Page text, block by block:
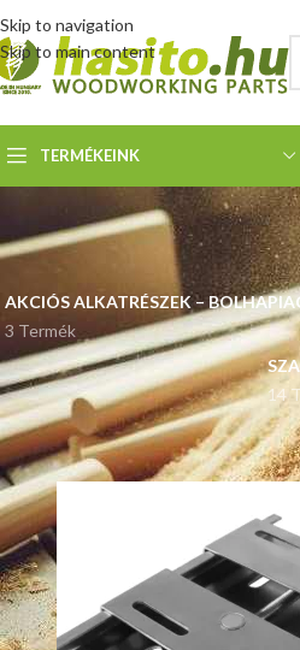
Skip to navigation
Skip to main content
TERMÉKEINK
AKCIÓS ALKATRÉSZEK –
3 Termék
14
Kezdőlap Villanymotor méret termék